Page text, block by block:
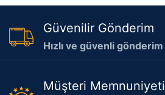
Güvenilir Gönderim
Hızlı ve güvenli gönderim
Müşteri Memnuniyeti